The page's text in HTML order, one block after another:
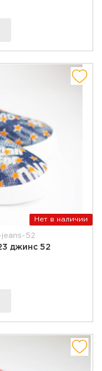
Нет в наличии
52
джинс 52